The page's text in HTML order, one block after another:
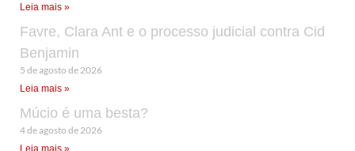
Leia mais »
Favre, Clara Ant e o processo judicial contra Cid
Benjamin
5 de agosto de 2026
Leia mais »
Múcio é uma besta?
4 de agosto de 2026
Leia mais »